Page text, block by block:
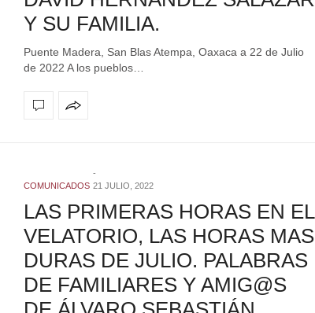
Y SU FAMILIA.
Puente Madera, San Blas Atempa, Oaxaca a 22 de Julio
de 2022 A los pueblos…
COMUNICADOS 21 JULIO, 2022
LAS PRIMERAS HORAS EN EL
VELATORIO, LAS HORAS MAS
DURAS DE JULIO. PALABRAS
DE FAMILIARES Y AMIG@S